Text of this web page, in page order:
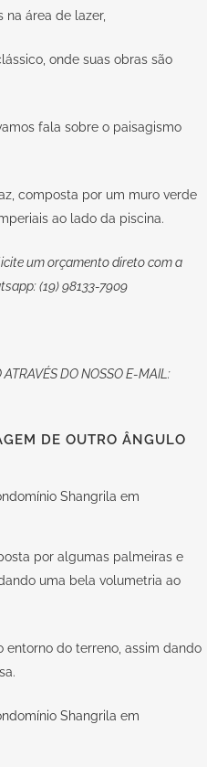
área de lazer,
onde suas obras são
fala sobre o paisagismo
composta por um muro verde
ao lado da piscina.
um orçamento direto com a
(19) 98133-7909
ATRAVÉS DO NOSSO E-MAIL:
DE OUTRO ÂNGULO
por algumas palmeiras e
uma bela volumetria ao
entorno do terreno, assim dando